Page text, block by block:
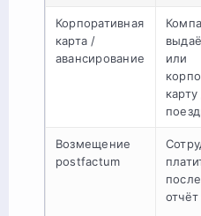
Корпоративная
карта /
авансирование
или
Возмещение
postfactum